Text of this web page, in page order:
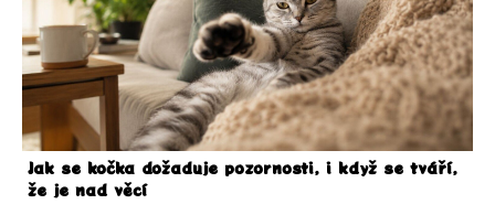
Jak se kočka dožaduje pozornosti, i když se tváří,
že je nad věcí